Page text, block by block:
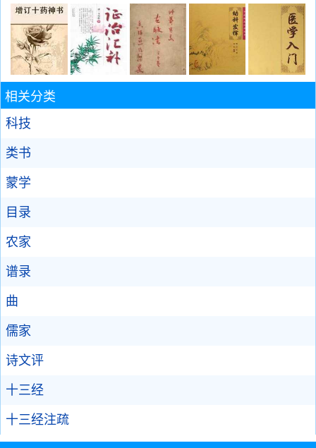
相关分类
科技
类书
蒙学
目录
农家
谱录
曲
儒家
诗文评
十三经
十三经注疏